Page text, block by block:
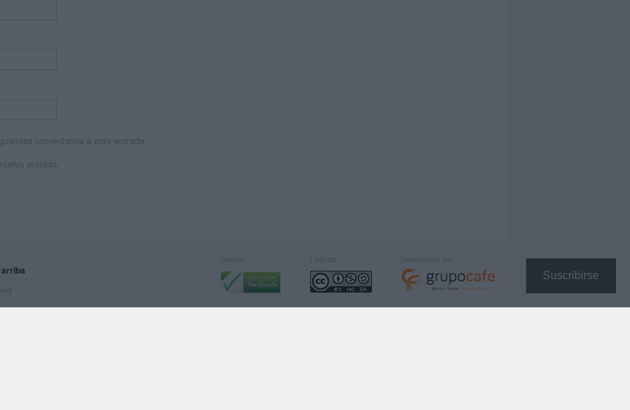
Suscribirse
comentarios a esta entrada.
entrada.